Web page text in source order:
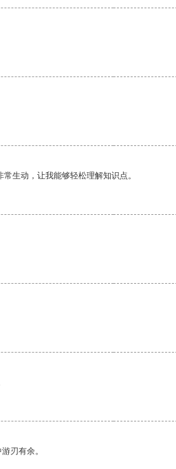
生动，让我能够轻松理解知识点。
刃有余。